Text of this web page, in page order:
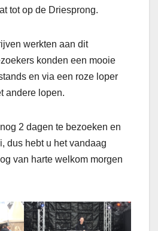
tot op de Driesprong.
werkten aan dit
konden een mooie
en via een roze loper
andere lopen.
2 dagen te bezoeken en
dus hebt u het vandaag
van harte welkom morgen